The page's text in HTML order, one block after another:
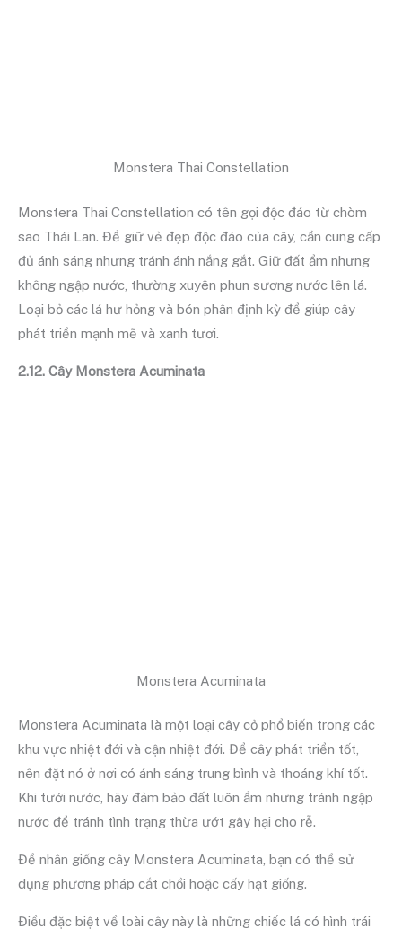
Monstera Thai Constellation
Monstera Thai Constellation có tên gọi độc đáo từ chòm
sao Thái Lan. Để giữ vẻ đẹp độc đáo của cây, cần cung cấp
đủ ánh sáng nhưng tránh ánh nắng gắt. Giữ đất ẩm nhưng
không ngập nước, thường xuyên phun sương nước lên lá.
Loại bỏ các lá hư hỏng và bón phân định kỳ để giúp cây
phát triển mạnh mẽ và xanh tươi.
2.12. Cây Monstera Acuminata
Monstera Acuminata
Monstera Acuminata là một loại cây cỏ phổ biến trong các
khu vực nhiệt đới và cận nhiệt đới. Để cây phát triển tốt,
nên đặt nó ở nơi có ánh sáng trung bình và thoáng khí tốt.
Khi tưới nước, hãy đảm bảo đất luôn ẩm nhưng tránh ngập
nước để tránh tình trạng thừa ướt gây hại cho rễ.
Để nhân giống cây Monstera Acuminata, bạn có thể sử
dụng phương pháp cắt chồi hoặc cấy hạt giống.
Điều đặc biệt về loài cây này là những chiếc lá có hình trái